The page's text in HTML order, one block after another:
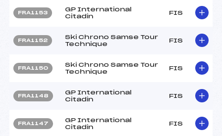
FRA1153
GP International
Citadin
FIS
FRA1152
Ski Chrono Samse Tour
Technique
FIS
FRA1150
Ski Chrono Samse Tour
Technique
FIS
FRA1148
GP International
Citadin
FIS
FRA1147
GP International
Citadin
FIS